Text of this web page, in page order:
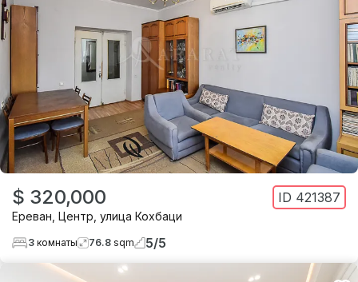
$ 320,000 ID 421387
Ереван Центр улица Кохбаци
3 комнаты 76.8 sqm 5/5